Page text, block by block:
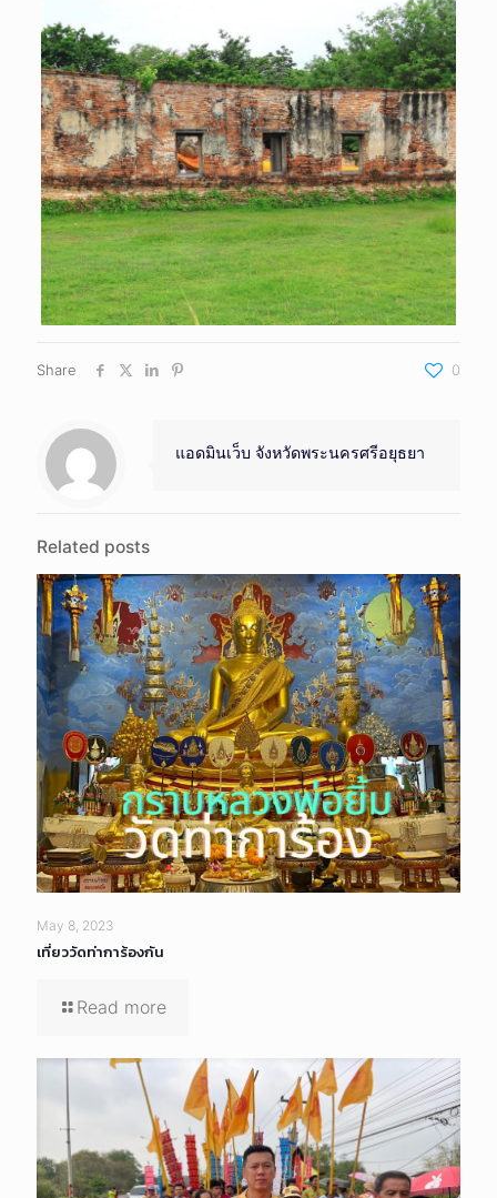
Share 0
แอดมินเว็บ จังหวัดพระนครศรีอยุธยา
Related posts
May 8, 2023
เที่ยววัดท่าการ้องกัน
Read more